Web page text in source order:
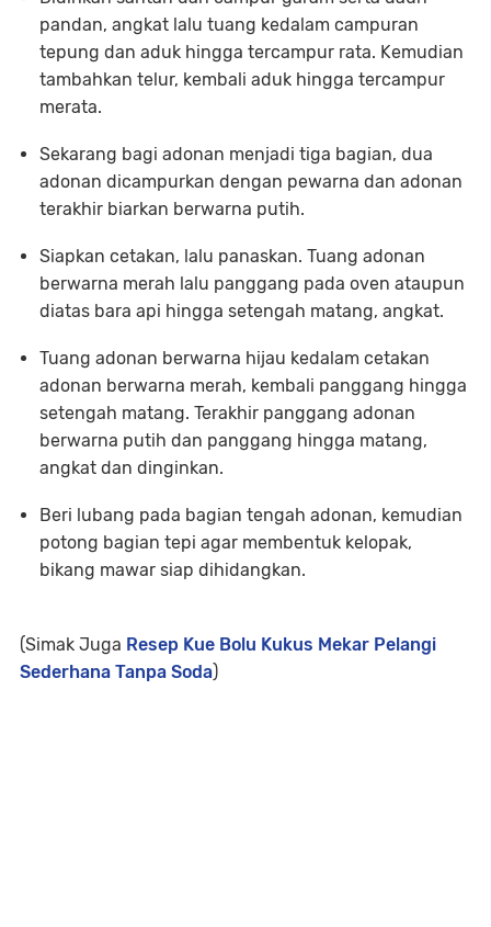
pandan, angkat lalu tuang kedalam campuran
tepung dan aduk hingga tercampur rata. Kemudian
tambahkan telur, kembali aduk hingga tercampur
merata.
Sekarang bagi adonan menjadi tiga bagian, dua
adonan dicampurkan dengan pewarna dan adonan
terakhir biarkan berwarna putih.
Siapkan cetakan, lalu panaskan. Tuang adonan
berwarna merah lalu panggang pada oven ataupun
diatas bara api hingga setengah matang, angkat.
Tuang adonan berwarna hijau kedalam cetakan
adonan berwarna merah, kembali panggang hingga
setengah matang. Terakhir panggang adonan
berwarna putih dan panggang hingga matang,
angkat dan dinginkan.
Beri lubang pada bagian tengah adonan, kemudian
potong bagian tepi agar membentuk kelopak,
bikang mawar siap dihidangkan.
(Simak Juga Resep Kue Bolu Kukus Mekar Pelangi
Sederhana Tanpa Soda)